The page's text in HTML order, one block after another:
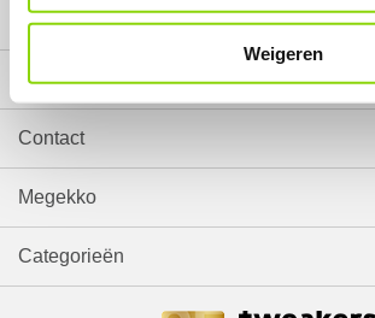
Weigeren
Mijn gegevens
Service
Contact
Megekko
Categorieën